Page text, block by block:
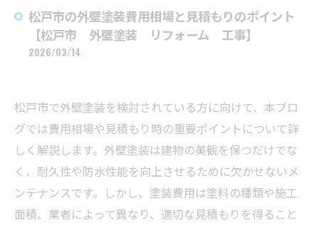
松戸市の外壁塗装費用相場と見積もりのポイント
【松戸市 外壁塗装 リフォーム 工事】
2026/03/14
松戸市で外壁塗装を検討されている方に向けて、本ブロ
グでは費用相場や見積もり時の重要ポイントについて詳
しく解説します。外壁塗装は建物の美観を保つだけでな
く、耐久性や防水性能を向上させるために欠かせないメ
ンテナンスです。しかし、塗装費用は塗料の種類や施工
面積、業者によって異なり、適切な見積もりを得ること